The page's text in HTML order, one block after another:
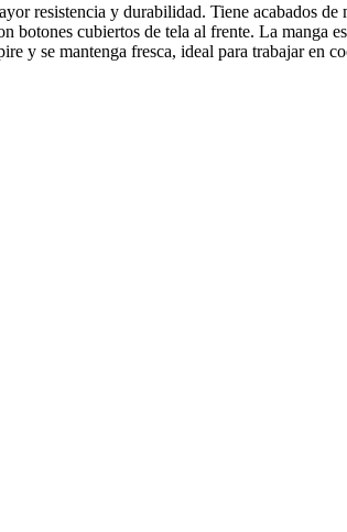
resistencia y durabilidad. Tiene acabados
botones cubiertos de tela al frente. La manga
y se mantenga fresca, ideal para trabajar en